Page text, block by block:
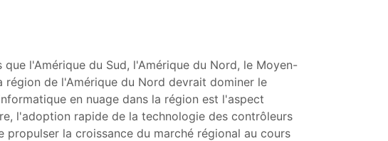
l'Amérique du Sud, l'Amérique du Nord, le Moyen-
région de l'Amérique du Nord devrait dominer le
en nuage dans la région est l'aspect
l'adoption rapide de la technologie des contrôleurs
la croissance du marché régional au cours